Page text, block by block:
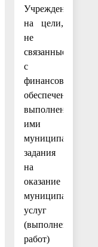
Учреждения)
на цели,
не
связанные
с
финансовым
обеспечением
выполнения
ими
муниципального
задания
на
оказание
муниципальных
услуг
(выполнение
работ)